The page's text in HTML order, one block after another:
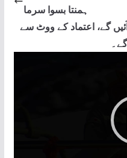
ہمنتا بسوا سرما
گے، اعتماد کے ووٹ سے